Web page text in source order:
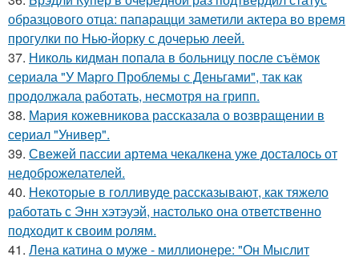
образцового отца: папарацци заметили актера во время
прогулки по Нью-йорку с дочерью леей.
37. Николь кидман попала в больницу после съёмок
сериала "У Марго Проблемы с Деньгами", так как
продолжала работать, несмотря на грипп.
38. Мария кожевникова рассказала о возвращении в
сериал "Универ".
39. Свежей пассии артема чекалкена уже досталось от
недоброжелателей.
40. Некоторые в голливуде рассказывают, как тяжело
работать с Энн хэтэуэй, настолько она ответственно
подходит к своим ролям.
41. Лена катина о муже - миллионере: "Он Мыслит